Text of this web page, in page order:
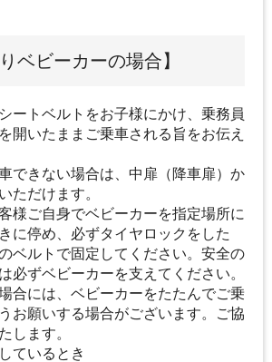
ベビーカーの場合】
ートベルトをお子様にかけ、乗務員
開いたままご乗車される旨をお伝え
できない場合は、中扉（降車扉）か
ただけます。
様ご自身でベビーカーを指定場所に
に停め、必ずタイヤロックをした
ベルトで固定してください。安全の
必ずベビーカーを支えてください。
合には、ベビーカーをたたんでご乗
お願いする場合がございます。ご協
します。
ているとき